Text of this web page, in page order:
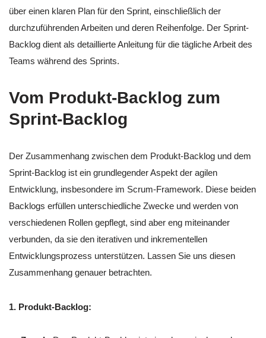
über einen klaren Plan für den Sprint, einschließlich der
durchzuführenden Arbeiten und deren Reihenfolge. Der Sprint-
Backlog dient als detaillierte Anleitung für die tägliche Arbeit des
Teams während des Sprints.
Vom Produkt-Backlog zum
Sprint-Backlog
Der Zusammenhang zwischen dem Produkt-Backlog und dem
Sprint-Backlog ist ein grundlegender Aspekt der agilen
Entwicklung, insbesondere im Scrum-Framework. Diese beiden
Backlogs erfüllen unterschiedliche Zwecke und werden von
verschiedenen Rollen gepflegt, sind aber eng miteinander
verbunden, da sie den iterativen und inkrementellen
Entwicklungsprozess unterstützen. Lassen Sie uns diesen
Zusammenhang genauer betrachten.
1. Produkt-Backlog: